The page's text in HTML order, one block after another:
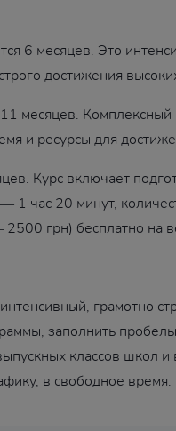
6 месяцев. Это
достижения
месяцев.
и ресурсы для
Курс включает
1 час 20 минут,
грн) бесплатно на
грамотно
заполнить
классов школ
в свободное время.